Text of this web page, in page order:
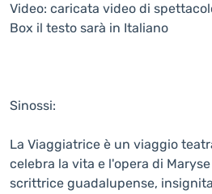
Video: caricata video di
Box il testo sarà in Italiano
Sinossi:
La Viaggiatrice è un viaggio
celebra la vita e l'opera di
scrittrice guadalupense,